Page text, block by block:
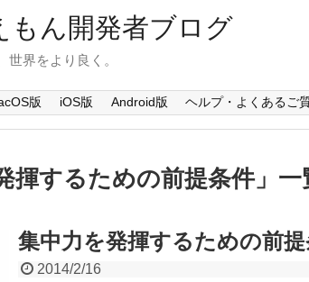
もん開発者ブログ
世界をより良く。
版 iOS版 Android版 ヘルプ・よくあるご
揮するための前提条件」 一
集中力を発揮するための前提
2014/2/16